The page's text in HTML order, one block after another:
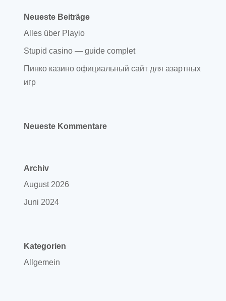
Neueste Beiträge
Alles über Playio
Stupid casino — guide complet
Пинко казино официальный сайт для азартных
игр
Neueste Kommentare
Archiv
August 2026
Juni 2024
Kategorien
Allgemein